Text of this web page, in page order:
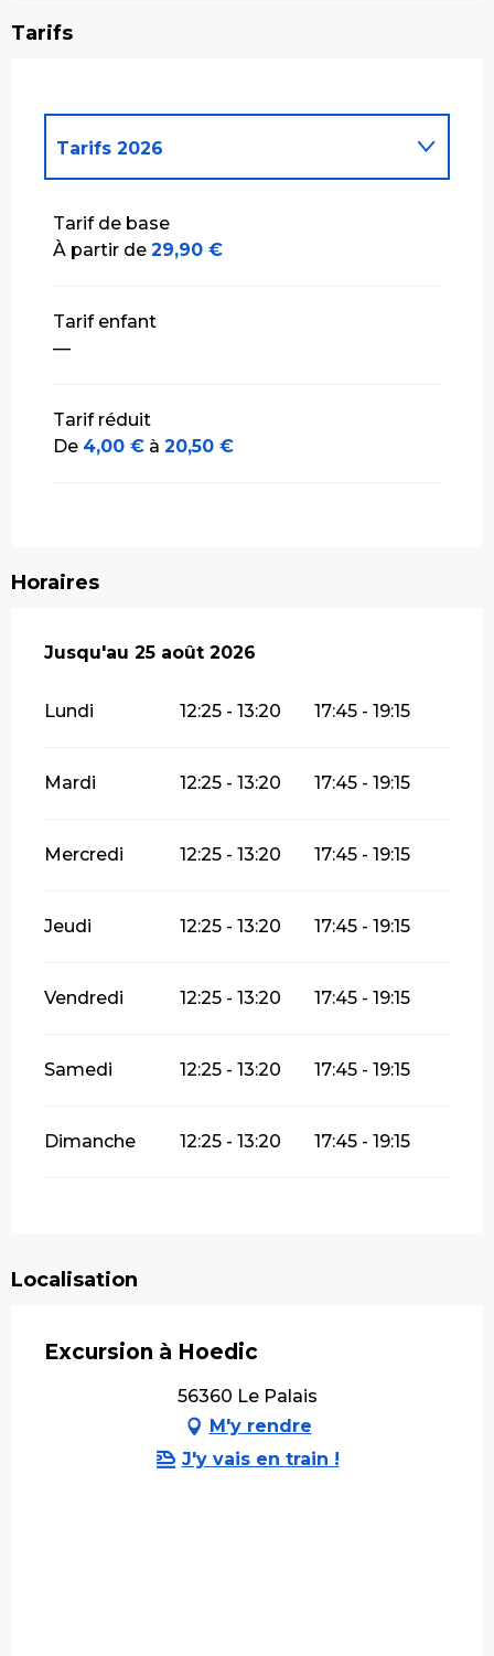
Tarifs
Tarifs 2026
Tarifs 2027
Tarif de base
À partir de 29,90 €
Tarif enfant
—
Tarif réduit
De 4,00 € à 20,50 €
Horaires
Du6 août 2026au25 août 2026
Jusqu'au 25 août 2026
Lundi 12:25 - 13:20 17:45 - 19:15
Mardi 12:25 - 13:20 17:45 - 19:15
Mercredi 12:25 - 13:20 17:45 - 19:15
Jeudi 12:25 - 13:20 17:45 - 19:15
Vendredi 12:25 - 13:20 17:45 - 19:15
Samedi 12:25 - 13:20 17:45 - 19:15
Dimanche 12:25 - 13:20 17:45 - 19:15
Localisation
Excursion à Hoedic
56360 Le Palais
M'y rendre
J'y vais en train !